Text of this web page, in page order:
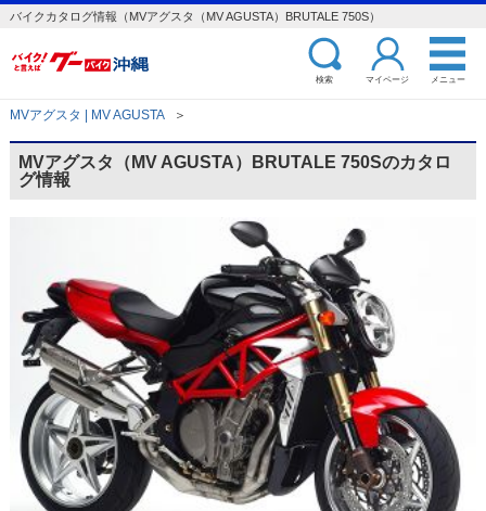
バイクカタログ情報（MVアグスタ（MV AGUSTA）BRUTALE 750S）
検索 マイページ メニュー
MVアグスタ | MV AGUSTA ＞
MVアグスタ（MV AGUSTA）BRUTALE 750Sのカタロ
グ情報